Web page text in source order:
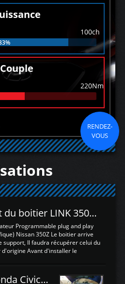
100ch
Couple
220Nm
RENDEZ-
VOUS
Test du boitier LINK 350Z Plugin ECU
Programmable plug and play
Nissan 350Z Le boitier arrive
support, Il faudra récupérer celui du
d'origine Avant d'installer le
l'information de la large bande
Préparation Honda Civic Type R FK2